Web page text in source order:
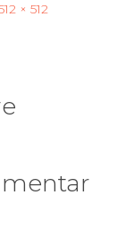
× 512